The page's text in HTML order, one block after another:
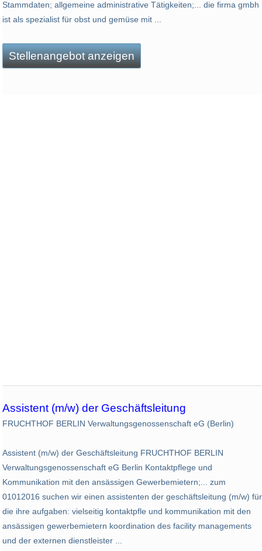
Stammdaten; allgemeine administrative Tätigkeiten;... die firma gmbh
ist als spezialist für obst und gemüse mit ...
Stellenangebot anzeigen
Assistent (m/w) der Geschäftsleitung
FRUCHTHOF BERLIN Verwaltungsgenossenschaft eG (Berlin)
Assistent (m/w) der Geschäftsleitung FRUCHTHOF BERLIN
Verwaltungsgenossenschaft eG Berlin Kontaktpflege und
Kommunikation mit den ansässigen Gewerbemietern;... zum
01012016 suchen wir einen assistenten der geschäftsleitung (m/w) für
die ihre aufgaben: vielseitig kontaktpfle und kommunikation mit den
ansässigen gewerbemietern koordination des facility managements
und der externen dienstleister ...